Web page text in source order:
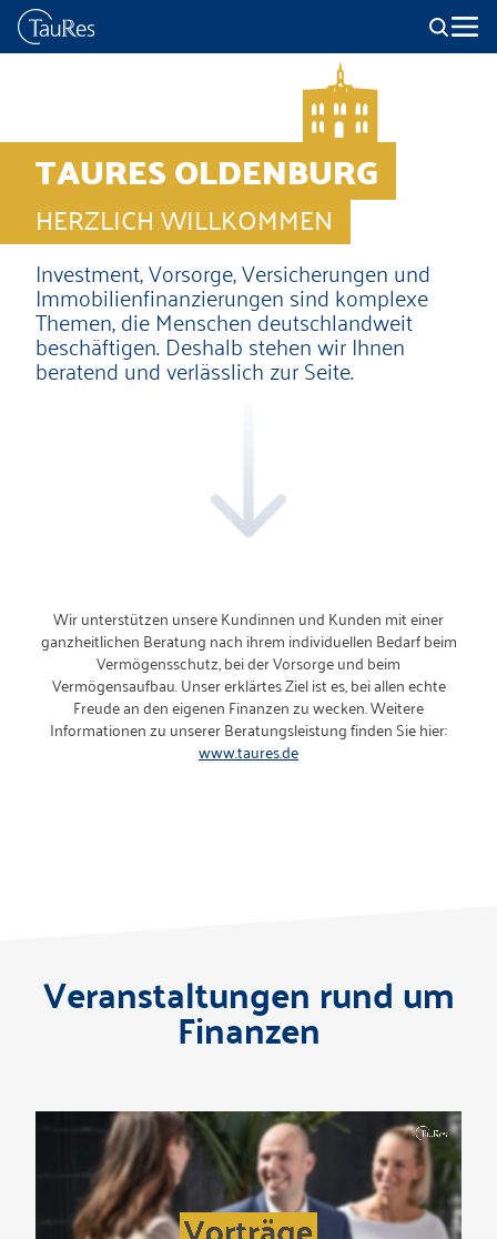
TAURES OLDENBURG
HERZLICH WILLKOMMEN
Investment, Vorsorge, Versicherungen und
Immobilienfinanzierungen sind komplexe
Themen, die Menschen deutschlandweit
beschäftigen. Deshalb stehen wir Ihnen
beratend und verlässlich zur Seite.
Wir unterstützen unsere Kundinnen und Kunden mit einer
ganzheitlichen Beratung nach ihrem individuellen Bedarf beim
Vermögensschutz, bei der Vorsorge und beim
Vermögensaufbau. Unser erklärtes Ziel ist es, bei allen echte
Freude an den eigenen Finanzen zu wecken. Weitere
Informationen zu unserer Beratungsleistung finden Sie hier:
www.taures.de
Veranstaltungen rund um
Finanzen